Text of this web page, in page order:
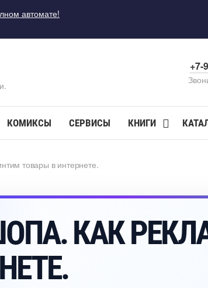
автомате!
+7-
КОМИКСЫ СЕРВИСЫ КНИГИ
товары в интернете.
КАК